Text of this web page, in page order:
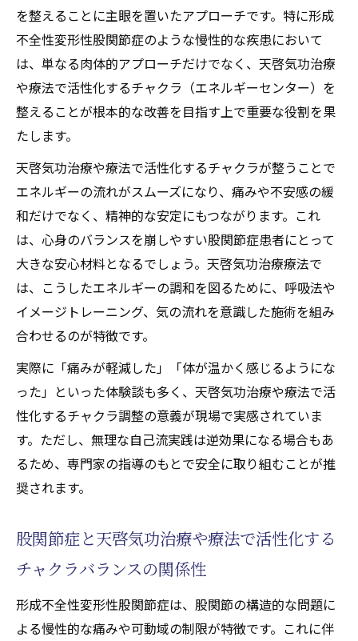
を整えることに主眼を置いたアプローチです。特に形成
不全性変形性股関節症のような慢性的な疾患において
は、単なる肉体的アプローチだけでなく、天啓気功治療
や療法で活性化するチャクラ（エネルギーセンター）を
整えることが根本的な改善を目指す上で重要な役割を果
たします。
天啓気功治療や療法で活性化するチャクラが整うことで
エネルギーの流れがスムーズになり、痛みや不安感の緩
和だけでなく、精神的な安定にもつながります。これ
は、心身のバランスを崩しやすい股関節症患者にとって
大きな安心材料となるでしょう。天啓気功治療療法で
は、こうしたエネルギーの調和を図るために、呼吸法や
イメージトレーニング、気の流れを意識した施術を組み
合わせるのが特徴です。
実際に「痛みが軽減した」「体が温かく感じるようにな
った」といった体験談も多く、天啓気功治療や療法で活
性化するチャクラ調整の意義が現場で実感されていま
す。ただし、無理な自己流実践は逆効果になる場合もあ
るため、専門家の指導のもとで安全に取り組むことが推
奨されます。
股関節症と天啓気功治療や療法で活性化する
チャクラバランスの関係性
形成不全性変形性股関節症は、股関節の構造的な問題に
よる慢性的な痛みや可動域の制限が特徴です。これに伴